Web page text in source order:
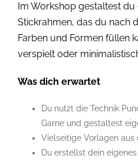
Im Workshop gestaltest
Stickrahmen, das du nach
Farben und Formen füllen
verspielt oder
Was dich erwartet
Du nutzt die Technik
Garne und gestaltest
Vielseitige Vorlagen aus
Du erstellst dein